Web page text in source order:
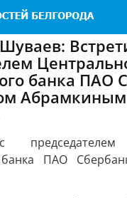
банка ПАО
Абрамкиным
председателем
ПАО